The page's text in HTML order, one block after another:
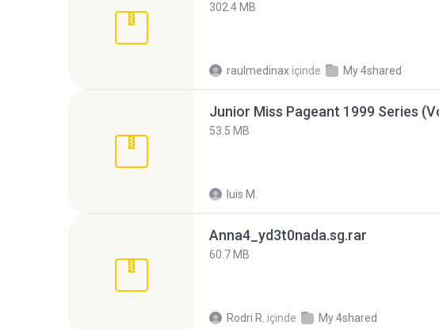
302.4 MB
raulmedinax içinde My 4shared
53.5 MB
luis M.
Anna4_yd3t0nada.sg.rar
60.7 MB
Rodri R. içinde My 4shared